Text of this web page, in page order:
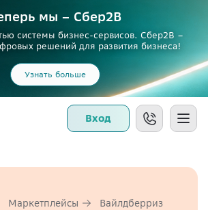
мы – Сбер2B
системы бизнес-сервисов. Сбер2В –
решений для развития бизнеса!
Узнать больше
Вход
Маркетплейсы Вайлдберриз